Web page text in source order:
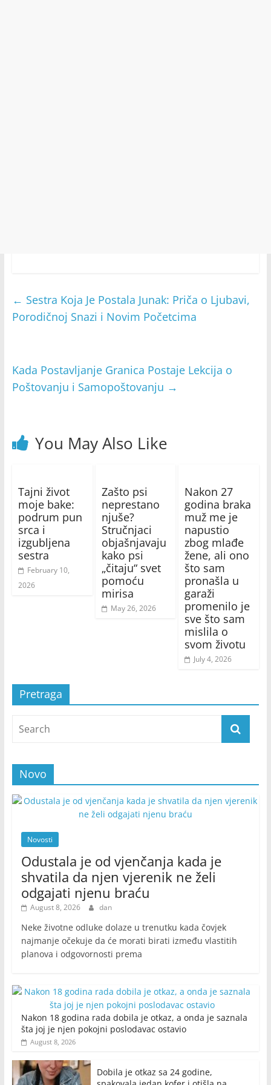
← Sestra Koja Je Postala Junak: Priča o Ljubavi,
Porodičnoj Snazi i Novim Početcima
Kada Postavljanje Granica Postaje Lekcija o
Poštovanju i Samopoštovanju →
You May Also Like
Tajni život
moje bake:
podrum pun
srca i
izgubljena
sestra
February 10,
2026
Zašto psi
neprestano
njuše?
Stručnjaci
objašnjavaju
kako psi
„čitaju“ svet
pomoću
mirisa
May 26, 2026
Nakon 27
godina braka
muž me je
napustio
zbog mlađe
žene, ali ono
što sam
pronašla u
garaži
promenilo je
sve što sam
mislila o
svom životu
July 4, 2026
Pretraga
Novo
Novosti
Odustala je od vjenčanja kada je
shvatila da njen vjerenik ne želi
odgajati njenu braću
August 8, 2026 dan
Neke životne odluke dolaze u trenutku kada čovjek
najmanje očekuje da će morati birati između vlastitih
planova i odgovornosti prema
Nakon 18 godina rada dobila je otkaz, a onda je saznala
šta joj je njen pokojni poslodavac ostavio
August 8, 2026
Dobila je otkaz sa 24 godine,